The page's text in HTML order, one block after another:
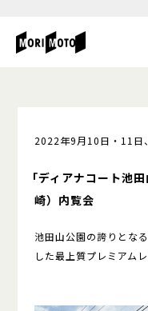
2022年9月10日・11日
「ディアナコート池田
崎） 内覧会
池田山公園の誇りとな
した最上質プレミアム